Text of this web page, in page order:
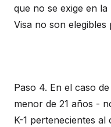
que no se exige en
Visa no son elegibles
Paso 4. En el caso
menor de 21 años -
K-1 pertenecientes